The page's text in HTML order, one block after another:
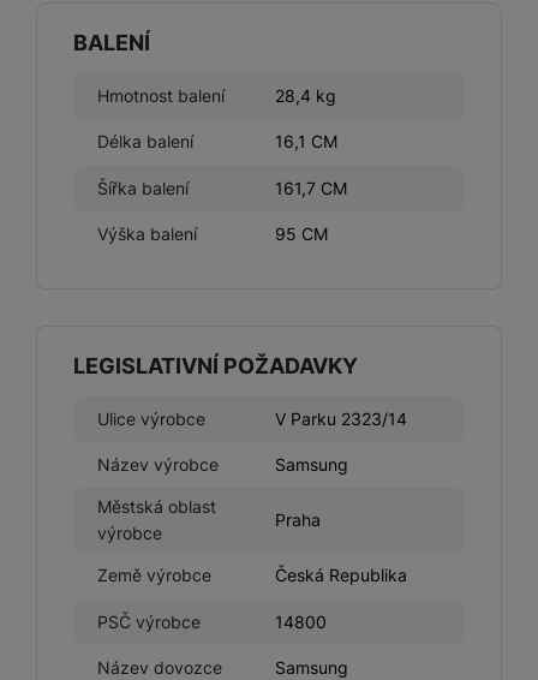
BALENÍ
Hmotnost balení 28,4 kg
Délka balení 16,1 CM
Šířka balení 161,7 CM
Výška balení 95 CM
LEGISLATIVNÍ POŽADAVKY
Ulice výrobce V Parku 2323/14
Název výrobce Samsung
Městská oblast
výrobce
Praha
Země výrobce Česká Republika
PSČ výrobce 14800
Název dovozce Samsung